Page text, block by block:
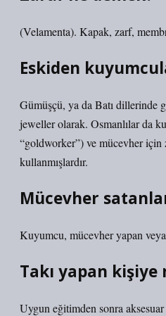
(Velamenta). Kapak, zarf,
Eskiden
Gümüşçü, ya da Batı dillerinde
jeweller olarak. Osmanlılar da
“goldworker”) ve mücevher
kullanmışlardır.
Mücevher
Kuyumcu, mücevher yapan
Takı yapan kişiye
Uygun eğitimden sonra